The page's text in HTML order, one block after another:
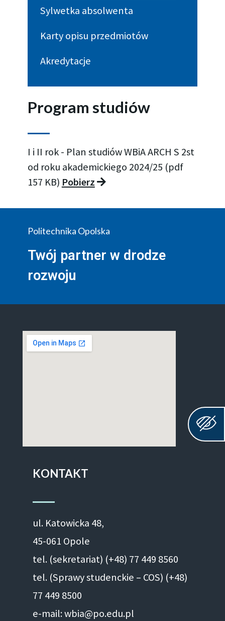
Sylwetka absolwenta
Karty opisu przedmiotów
Akredytacje
Program studiów
I i II rok - Plan studiów WBiA ARCH S 2st
od roku akademickiego 2024/25 (pdf
157 KB) Pobierz
Politechnika Opolska
Twój partner w drodze
rozwoju
KONTAKT
ul. Ka­to­wic­ka 48,
45-061 Opole
tel. (sekretariat) (+48) 77 449 8560
tel. (Sprawy studenckie – COS) (+48)
77 449 8500
e-mail: wbia@po.edu.pl